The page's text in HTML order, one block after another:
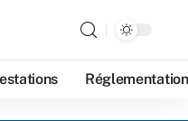
Réglementation